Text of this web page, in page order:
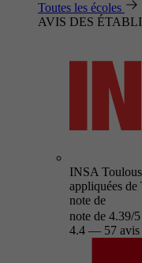
Toutes les écoles
AVIS DES
INSA
appliquées de
note de
note de 4.39/5
4.4 — 57 avis